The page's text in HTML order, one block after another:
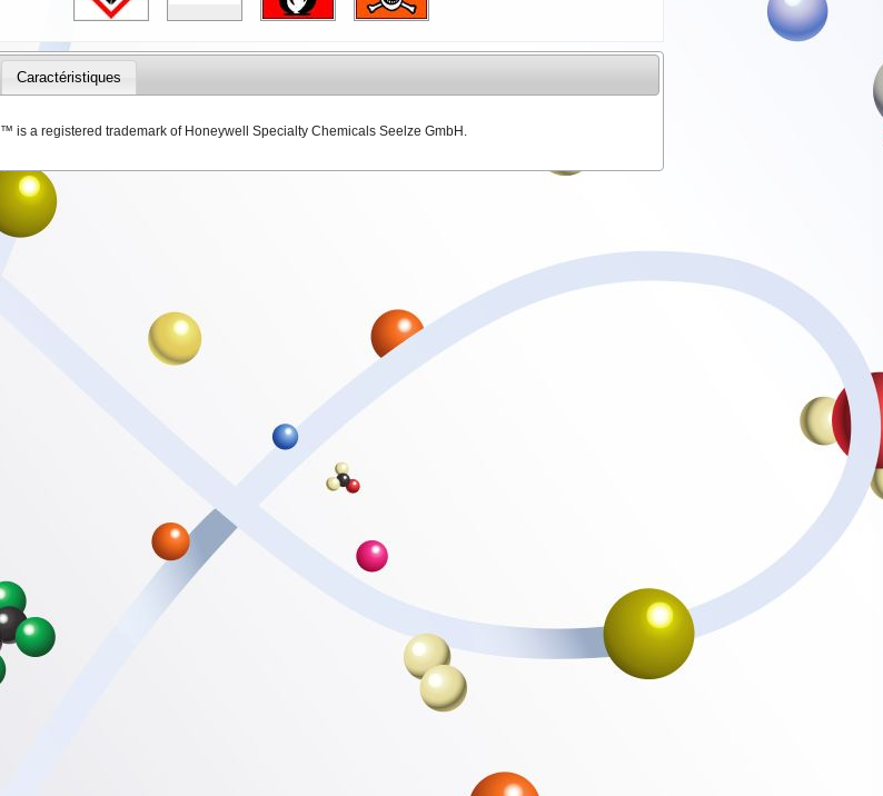
Caractéristiques
™ is a registered trademark of Honeywell Specialty Chemicals Seelze GmbH.